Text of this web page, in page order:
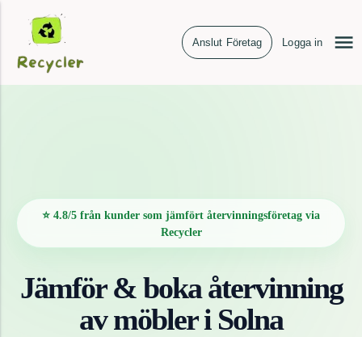
Anslut Företag Logga in
⭐ 4.8/5 från kunder som jämfört återvinningsföretag via
Recycler
Jämför & boka återvinning
avmöbleri Solna